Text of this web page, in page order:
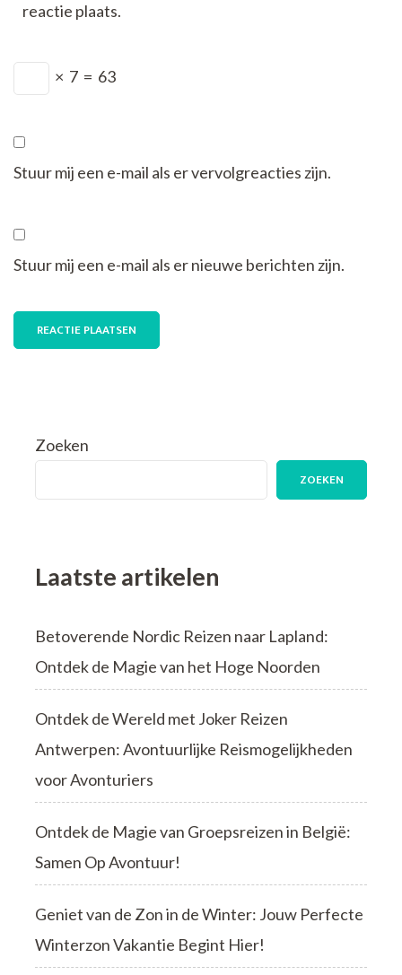
reactie plaats.
× 7 = 63
Stuur mij een e-mail als er vervolgreacties zijn.
Stuur mij een e-mail als er nieuwe berichten zijn.
Zoeken
ZOEKEN
Laatste artikelen
Betoverende Nordic Reizen naar Lapland:
Ontdek de Magie van het Hoge Noorden
Ontdek de Wereld met Joker Reizen
Antwerpen: Avontuurlijke Reismogelijkheden
voor Avonturiers
Ontdek de Magie van Groepsreizen in België:
Samen Op Avontuur!
Geniet van de Zon in de Winter: Jouw Perfecte
Winterzon Vakantie Begint Hier!